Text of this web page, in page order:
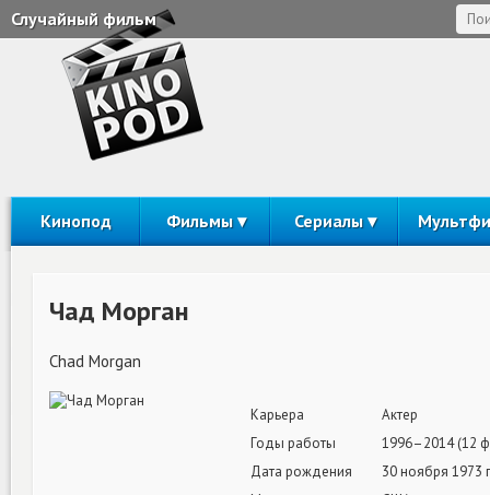
Случайный фильм
Кинопод Фильмы Сериалы
Чад Морган
Chad Morgan
Карьера
Актер
Годы работы
1996–2014 (12
Дата рождения
30 ноября 1973